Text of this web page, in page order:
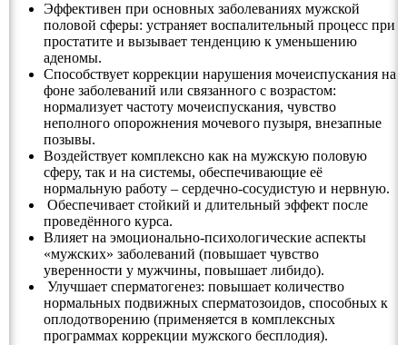
Эффективен при основных заболеваниях мужской
половой сферы: устраняет воспалительный процесс при
простатите и вызывает тенденцию к уменьшению
аденомы.
Способствует коррекции нарушения мочеиспускания на
фоне заболеваний или связанного с возрастом:
нормализует частоту мочеиспускания, чувство
неполного опорожнения мочевого пузыря, внезапные
позывы.
Воздействует комплексно как на мужскую половую
сферу, так и на системы, обеспечивающие её
нормальную работу – сердечно-сосудистую и нервную.
Обеспечивает стойкий и длительный эффект после
проведённого курса.
Влияет на эмоционально-психологические аспекты
«мужских» заболеваний (повышает чувство
уверенности у мужчины, повышает либидо).
Улучшает сперматогенез: повышает количество
нормальных подвижных сперматозоидов, способных к
оплодотворению (применяется в комплексных
программах коррекции мужского бесплодия).